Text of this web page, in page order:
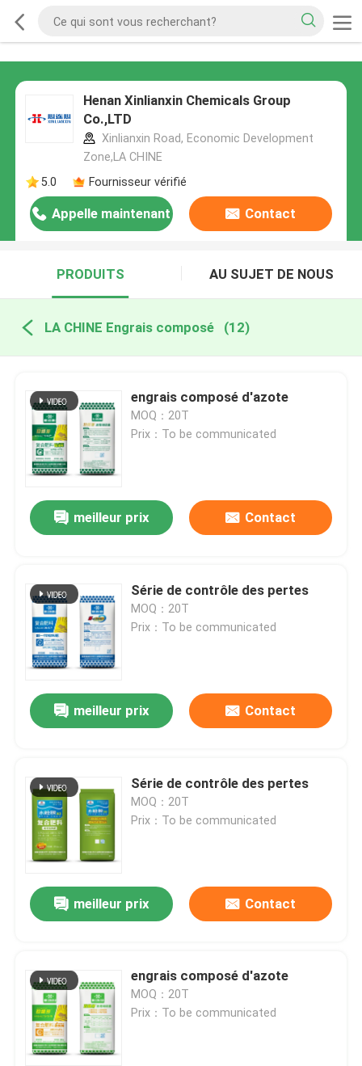
Henan Xinlianxin Chemicals Group
Co.,LTD
Xinlianxin Road, Economic Development
Zone,LA CHINE
5.0
Fournisseur vérifié
Appelle maintenant Contact
PRODUITS AU SUJET DE NOUS
LA CHINE Engrais composé (12)
engrais composé d'azote
MOQ：20T
Prix：To be communicated
meilleur prix Contact
Série de contrôle des pertes
MOQ：20T
Prix：To be communicated
meilleur prix Contact
Série de contrôle des pertes
MOQ：20T
Prix：To be communicated
meilleur prix Contact
engrais composé d'azote
MOQ：20T
Prix：To be communicated